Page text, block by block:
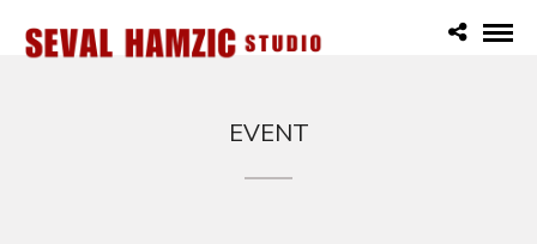
EVENT